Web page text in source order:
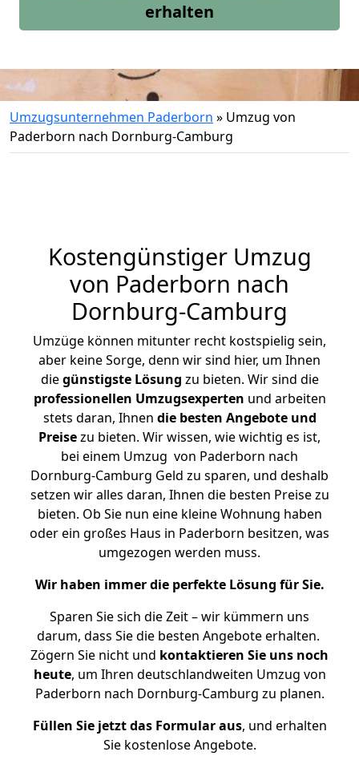
erhalten
Umzugsunternehmen Paderborn » Umzug von
Paderborn nach Dornburg-Camburg
Kostengünstiger Umzug
von Paderborn nach
Dornburg-Camburg
Umzüge können mitunter recht kostspielig sein,
aber keine Sorge, denn wir sind hier, um Ihnen
diegünstigste Lösung zu bieten. Wir sind die
professionellen Umzugsexperten und arbeiten
stets daran, Ihnen die besten Angebote und
Preisezu bieten. Wir wissen, wie wichtig es ist,
bei einem Umzug von Paderborn nach
Dornburg-Camburg Geld zu sparen, und deshalb
setzen wir alles daran, Ihnen die besten Preise zu
bieten. Ob Sie nun eine kleine Wohnung haben
oder ein großes Haus in Paderborn besitzen, was
umgezogen werden muss.
Wir haben immer die perfekte Lösung für Sie.
Sparen Sie sich die Zeit – wir kümmern uns
darum, dass Sie die besten Angebote erhalten.
Zögern Sie nicht und kontaktieren Sie uns noch
heute, um Ihren deutschlandweiten Umzug von
Paderborn nach Dornburg-Camburg zu planen.
Füllen Sie jetzt das Formular aus, und erhalten
Sie kostenlose Angebote.